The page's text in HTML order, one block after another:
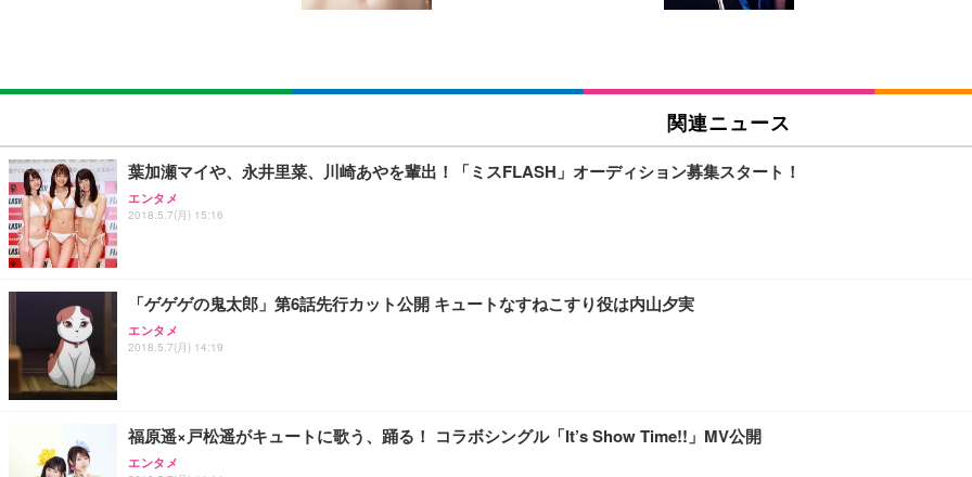
Sezlife オフィスチェア デスクチェア 疲れない テレワーク チェア 強化バックレスト 30度ロッキング機能 人間工学 椅子 腰サポー
ション PCチェア 通気性メッシュ ゲーミング/勉強/事務用 おしゃれ パソコンチェア (ブラック)
￥7,680
ション PCチェア 通気性メッシュ ゲーミング/勉強/事務用 おしゃれ パソコンチェア (ホワイト)
￥7,680
勤務 ブラック
￥4,139
【純正品】27"ゲーミングモニター DualSense 充電フック付き（CFI-ZDM1J）
￥49,979
【整備済み品】Dell E2724HS 27インチ 液晶モニター フルHD（1920×1080）VA 非光沢 HDMI/DisplayPort/VGA スピーカー内蔵 高
￥15,800
￥34,980
ネオ・ルーライフ ネオ・オムツ L 中型犬用 26枚入り 単品
￥1,800
Smart Basic(スマートベーシック) 【Amazon.co.jp限定】 Smart Basic アイリスオーヤマ ペットシーツ 超厚型 お徳用 ワイド 100枚
￥3,670
￥3,731
関連ニュース
葉加瀬マイや、永井里菜、川崎あやを輩出！「ミスFLASH」オーディション募集スタート！
エンタメ
2018.5.7(月) 15:16
「ゲゲゲの鬼太郎」第6話先行カット公開 キュートなすねこすり役は内山夕実
エンタメ
2018.5.7(月) 14:19
福原遥×戸松遥がキュートに歌う、踊る！ コラボシングル「It’s Show Time!!」MV公開
エンタメ